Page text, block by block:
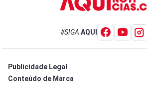
#SIGA AQUI
Publicidade Legal
Conteúdo de Marca